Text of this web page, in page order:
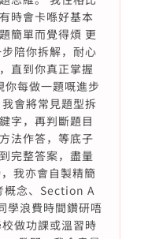
時會卡喺好基本
簡單而覺得煩 更
陪你拆解，耐心
直到你真正掌握
每做一題嘅進步
會將常見題型拆
字，再判斷題目
法作答，等底子
完整答案，盡量
我亦會自製精簡
概念、Section A
學浪費時間鑽研唔
做功課或溫習時